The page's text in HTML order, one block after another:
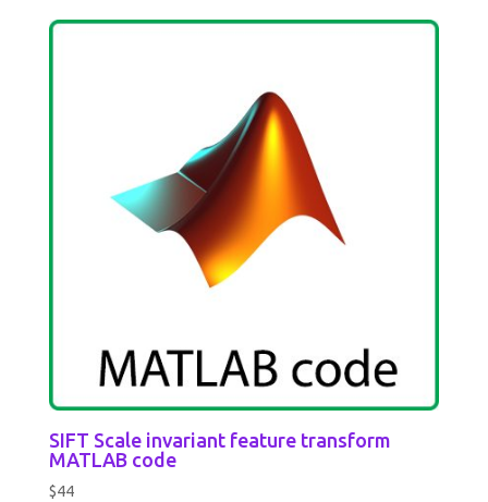
SIFT Scale invariant feature transform
MATLAB code
$44